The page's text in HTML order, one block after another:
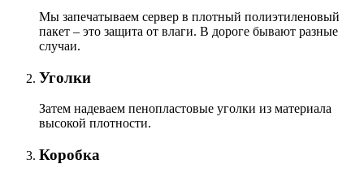
Мы запечатываем сервер в плотный полиэтиленовый
пакет – это защита от влаги. В дороге бывают разные
случаи.
Уголки
Затем надеваем пенопластовые уголки из материала
высокой плотности.
Коробка